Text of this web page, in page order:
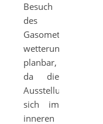
Besuch
des
Gasometers
wetterunabhängig
planbar,
da die
Ausstellung
sich im
inneren